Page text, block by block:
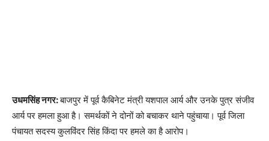
उधमसिंह नगर:बाजपुर में पूर्व कैबिनेट मंत्री यशपाल आर्य और उनके पुत्र संजीव
आर्य पर हमला हुआ है। समर्थकों ने दोनों को बचाकर थाने पहुंचाया। पूर्व जिला
पंचायत सदस्य कुलविंदर सिंह किंदा पर हमले का है आरोप।